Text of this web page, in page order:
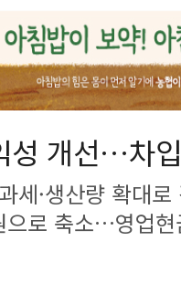
성 개선…차
세·생산량 확대
으로 축소…영업